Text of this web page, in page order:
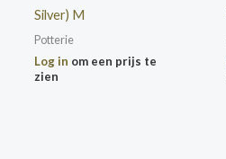
Silver) M
Potterie
Log in om een prijs te
zien